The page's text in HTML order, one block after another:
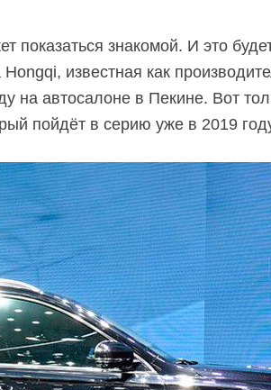
показаться знакомой. И это
известная как
на автосалоне в Пекине. Вот
пойдёт в серию уже в 2019